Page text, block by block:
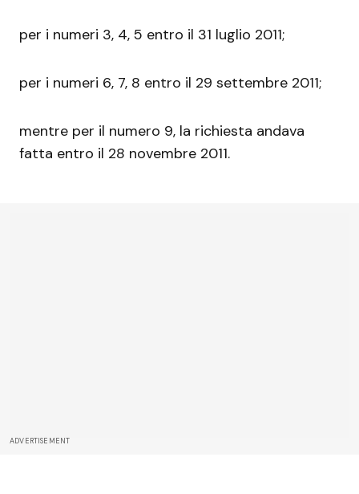
per i numeri 3, 4, 5 entro il 31 luglio 2011;
per i numeri 6, 7, 8 entro il 29 settembre 2011;
mentre per il numero 9, la richiesta andava
fatta entro il 28 novembre 2011.
ADVERTISEMENT